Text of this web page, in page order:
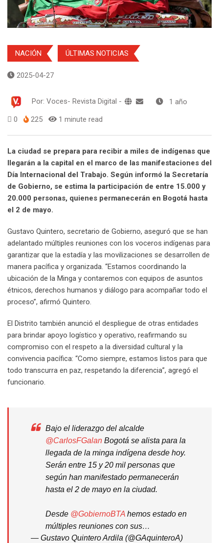
NACIÓN ÚLTIMAS NOTICIAS
2025-04-27
Por: Voces- Revista Digital - 1 año
0 225 1 minute read
La ciudad se prepara para recibir a miles de indígenas que
llegarán a la capital en el marco de las manifestaciones del
Día Internacional del Trabajo. Según informó la Secretaría
de Gobierno, se estima la participación de entre 15.000 y
20.000 personas, quienes permanecerán en Bogotá hasta
el 2 de mayo.
Gustavo Quintero, secretario de Gobierno, aseguró que se han
adelantado múltiples reuniones con los voceros indígenas para
garantizar que la estadía y las movilizaciones se desarrollen de
manera pacífica y organizada. “Estamos coordinando la
ubicación de la Minga y contaremos con equipos de asuntos
étnicos, derechos humanos y diálogo para acompañar todo el
proceso”, afirmó Quintero.
El Distrito también anunció el despliegue de otras entidades
para brindar apoyo logístico y operativo, reafirmando su
compromiso con el respeto a la diversidad cultural y la
convivencia pacífica: “Como siempre, estamos listos para que
todo transcurra en paz, respetando la diferencia”, agregó el
funcionario.
Bajo el liderazgo del alcalde
@CarlosFGalan Bogotá se alista para la
llegada de la minga indígena desde hoy.
Serán entre 15 y 20 mil personas que
según han manifestado permanecerán
hasta el 2 de mayo en la ciudad.
Desde @GobiernoBTA hemos estado en
múltiples reuniones con sus…
— Gustavo Quintero Ardila (@GAquinteroA)